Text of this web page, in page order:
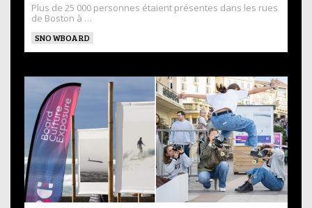
Plus de 25 000 personnes étaient présentes dans les rues
de Boston à …
SNOWBOARD